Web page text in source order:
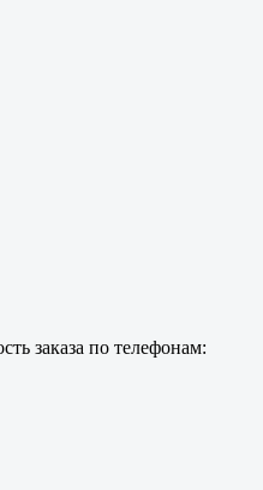
заказа по телефонам: